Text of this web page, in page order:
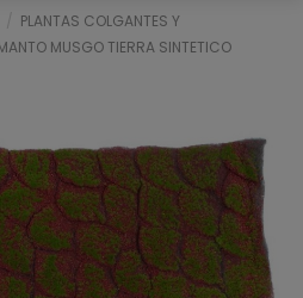
PLANTAS COLGANTES Y
MUSGO TIERRA SINTETICO